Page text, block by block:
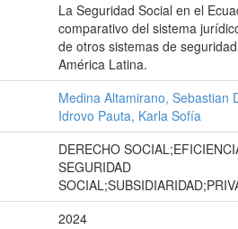
La Seguridad Social en el
comparativo del sistema
de otros sistemas de
América Latina.
Medina Altamirano, Sebastian
Idrovo Pauta, Karla Sofía
DERECHO
SEGURIDAD
2024